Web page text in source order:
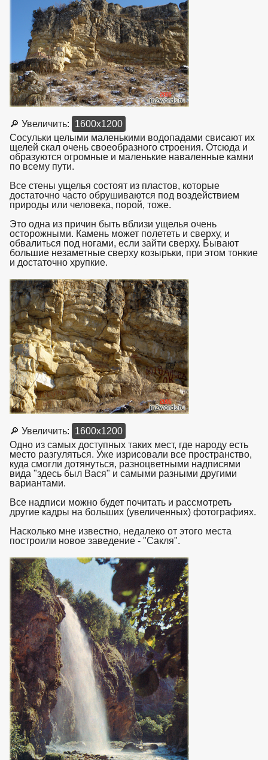
🔎 Увеличить:
1600x1200
Сосульки целыми маленькими водопадами свисают их
щелей скал очень своеобразного строения. Отсюда и
образуются огромные и маленькие наваленные камни
по всему пути.
Все стены ущелья состоят из пластов, которые
достаточно часто обрушиваются под воздействием
природы или человека, порой, тоже.
Это одна из причин быть вблизи ущелья очень
осторожными. Камень может полететь и сверху, и
обвалиться под ногами, если зайти сверху. Бывают
большие незаметные сверху козырьки, при этом тонкие
и достаточно хрупкие.
🔎 Увеличить:
1600x1200
Одно из самых доступных таких мест, где народу есть
место разгуляться. Уже изрисовали все пространство,
куда смогли дотянуться, разноцветными надписями
вида "здесь был Вася" и самыми разными другими
вариантами.
Все надписи можно будет почитать и рассмотреть
другие кадры на больших (увеличенных) фотографиях.
Насколько мне известно, недалеко от этого места
построили новое заведение - "Сакля".